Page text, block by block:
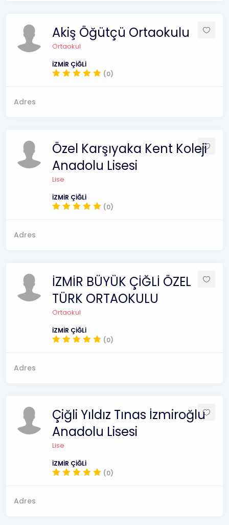
Akiş Öğütçü Ortaokulu
Ortaokul
İZMİR ÇİĞLİ
(0)
Adres
Özel Karşıyaka Kent Koleji
Anadolu Lisesi
Lise
İZMİR ÇİĞLİ
(0)
Adres
İZMİR BÜYÜK ÇİĞLİ ÖZEL
TÜRK ORTAOKULU
Ortaokul
İZMİR ÇİĞLİ
(0)
Adres
Çiğli Yıldız Tınas İzmiroğlu
Anadolu Lisesi
Lise
İZMİR ÇİĞLİ
(0)
Adres